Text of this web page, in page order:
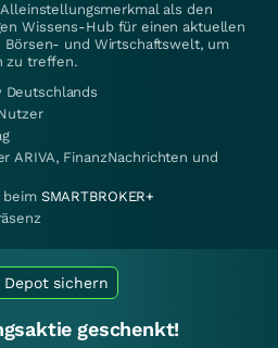
als den
Wissens-Hub für einen aktuellen
Börsen- und Wirtschaftswelt, um
zu treffen.
Deutschlands
ARIVA, FinanzNachrichten und
beim SMARTBROKER+
sichern
geschenkt!